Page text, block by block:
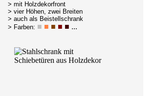
> mit Holzdekorfront
> vier Höhen, zwei Breiten
> auch als Beistellschrank
> Farben: ■ ■ ■ ■ ■ ...